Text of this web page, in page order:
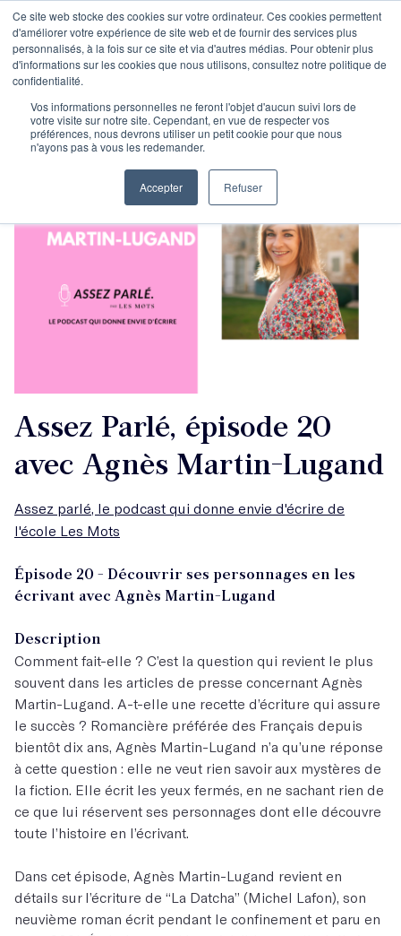
Ce site web stocke des cookies sur votre ordinateur. Ces cookies permettent
d'améliorer votre expérience de site web et de fournir des services plus
personnalisés, à la fois sur ce site et via d'autres médias. Pour obtenir plus
d'informations sur les cookies que nous utilisons, consultez notre politique de
confidentialité.
Vos informations personnelles ne feront l'objet d'aucun suivi lors de
votre visite sur notre site. Cependant, en vue de respecter vos
préférences, nous devrons utiliser un petit cookie pour que nous
n'ayons pas à vous les redemander.
Accepter Refuser
Assez Parlé, épisode 20
avec Agnès Martin-Lugand
Assez parlé, le podcast qui donne envie d'écrire de
l'école Les Mots
Épisode 20 - Découvrir ses personnages en les
écrivant avec Agnès Martin-Lugand
Description
Comment fait-elle ? C’est la question qui revient le plus
souvent dans les articles de presse concernant Agnès
Martin-Lugand. A-t-elle une recette d’écriture qui assure
le succès ? Romancière préférée des Français depuis
bientôt dix ans, Agnès Martin-Lugand n’a qu’une réponse
à cette question : elle ne veut rien savoir aux mystères de
la fiction. Elle écrit les yeux fermés, en ne sachant rien de
ce que lui réservent ses personnages dont elle découvre
toute l’histoire en l’écrivant.
Dans cet épisode, Agnès Martin-Lugand revient en
détails sur l’écriture de “La Datcha” (Michel Lafon), son
neuvième roman écrit pendant le confinement et paru en